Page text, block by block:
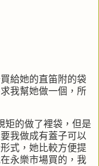
給她的直笛附的袋
我幫她做一個，所
矩的做了裡袋，但是
我做成有蓋子可以
式，她比較方便提
永樂市場買的，我